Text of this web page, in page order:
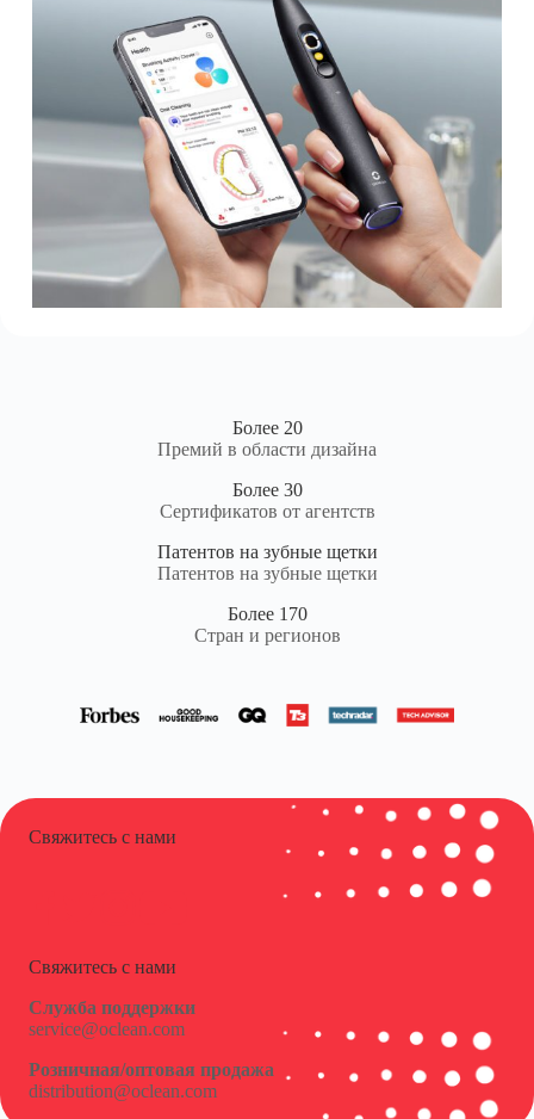
Более 20
Премий в области дизайна
Более 30
Сертификатов от агентств
Патентов на зубные щетки
Патентов на зубные щетки
Более 170
Стран и регионов
Свяжитесь с нами
Свяжитесь с нами
Служба поддержки
service@oclean.com
Розничная/оптовая продажа
distribution@oclean.com